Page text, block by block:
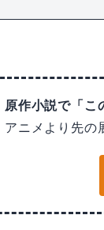
原作小説で「こ
アニメより先の